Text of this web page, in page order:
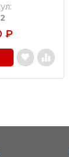
₽